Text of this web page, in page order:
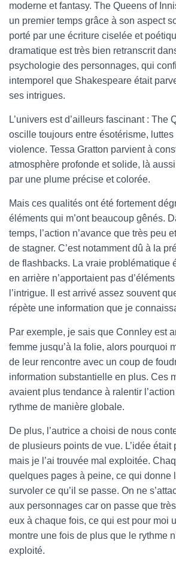
moderne et fantasy. The Queens of
un premier temps grâce à son aspect
porté par une écriture ciselée et
dramatique est très bien retranscrit
psychologie des personnages, qui
intemporel que Shakespeare était
ses intrigues.
L’univers est d’ailleurs fascinant : The
oscille toujours entre ésotérisme,
violence. Tessa Gratton parvient à
atmosphère profonde et solide, là
par une plume précise et colorée.
Mais ces qualités ont été fortement
éléments qui m’ont beaucoup gênés.
temps, l’action n’avance que très peu
de stagner. C’est notamment dû à la
de flashbacks. La vraie problématique
en arrière n’apportaient pas
l’intrigue. Il est arrivé assez souvent
répète une information que je
Par exemple, je sais que Connley est
femme jusqu’à la folie, alors pourquoi
de leur rencontre avec un coup de
information substantielle en plus. Ces
avaient plus tendance à ralentir
rythme de manière globale.
De plus, l’autrice a choisi de nous
de plusieurs points de vue. L’idée était
mais je l’ai trouvée mal exploitée.
quelques pages à peine, ce qui donne
survoler ce qu’il se passe. On ne
aux personnages car on passe que
eux à chaque fois, ce qui est pour moi
montre une fois de plus que le rythme
exploité.